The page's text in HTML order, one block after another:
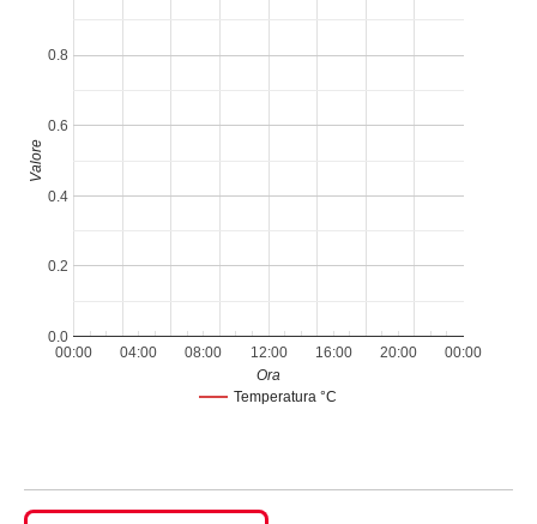
Temperatura °C
00:00 04:00 08:00 12:00 16:00 20:00 00:00
0.0
0.2
0.4
0.6
0.8
Ora
Valore